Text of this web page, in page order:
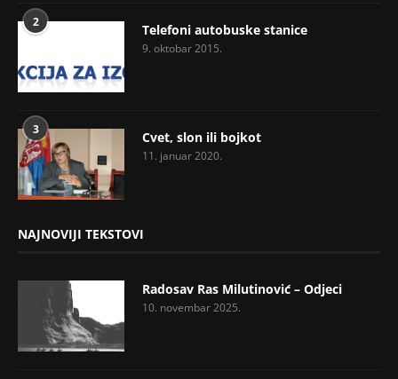
2 Telefoni autobuske stanice
9. oktobar 2015.
3 Cvet, slon ili bojkot
11. januar 2020.
NAJNOVIJI TEKSTOVI
Radosav Ras Milutinović – Odjeci
10. novembar 2025.